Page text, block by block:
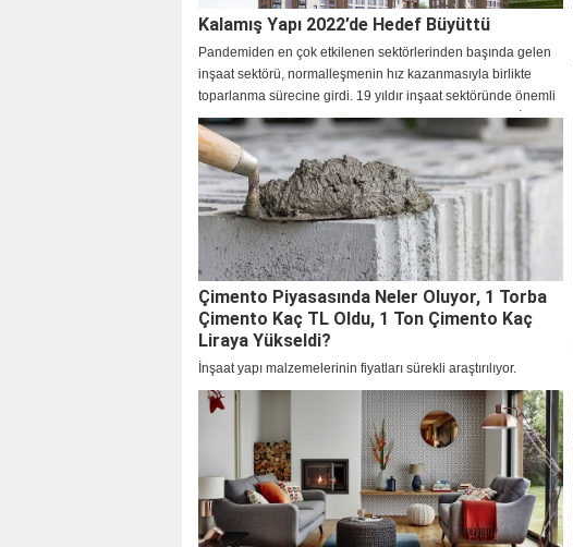
Kalamış Yapı 2022’de Hedef Büyüttü
Pandemiden en çok etkilenen sektörlerinden başında gelen
inşaat sektörü, normalleşmenin hız kazanmasıyla birlikte
toparlanma sürecine girdi. 19 yıldır inşaat sektöründe önemli
projelere imza atan Kalamış Yapı, Düzce, Kastamonu, İzmir
ve İstanbul’un 4 önemli bölgesindeki projesi ve 5 yılda 5 bin
konut satışı hedefiyle 2022 yılına hızlı bir giriş yaptı.
Çimento Piyasasında Neler Oluyor, 1 Torba
Çimento Kaç TL Oldu, 1 Ton Çimento Kaç
Liraya Yükseldi?
İnşaat yapı malzemelerinin fiyatları sürekli araştırılıyor.
Çimento fiyatları ne kadar oldu? 1 torba çimento kaç TL? 1
ton çimento fiyatı kaç lira? İşte güncel çimento fiyatları...